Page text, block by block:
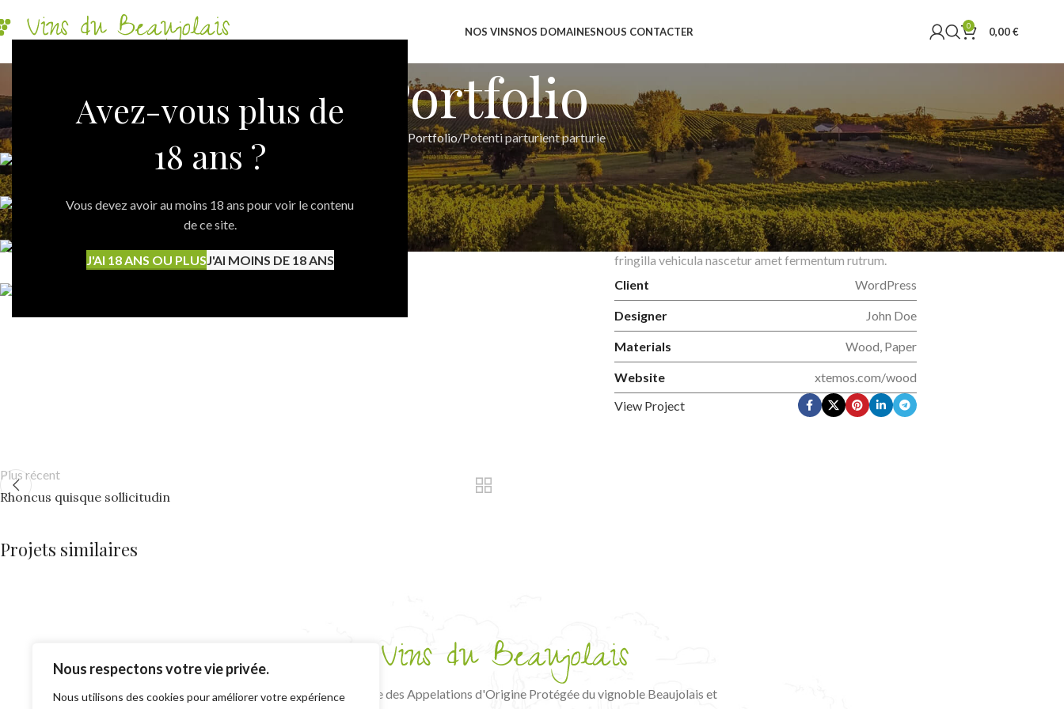
Avez-vous plus de
18 ans ?
Vous devez avoir au moins 18 ans pour voir le contenu
de ce site.
J'AI 18 ANS OU PLUSJ'AI MOINS DE 18 ANS
Nous respectons votre vie privée.
Nous utilisons des cookies pour améliorer votre expérience
NOS VINSNOS DOMAINESNOUS CONTACTER 0 0,00€
Portfolio
Portfolio Potenti parturient parturie
Sticky Sidebar
Details available with Every Demo
Hac vitae sem class fames vehicula nascetur nam tellus
a condimentum inceptos mus rhoncus et accumsan
fringilla vehicula nascetur amet fermentum rutrum.
Client
WordPress
Designer John Doe
Materials Wood, Paper
Website
xtemos.com/wood
View Project
Plus récent
Rhoncus quisque sollicitudin
Projets similaires
Structure représentative des Appelations d'Origine Protégée du vignoble Beaujolais et